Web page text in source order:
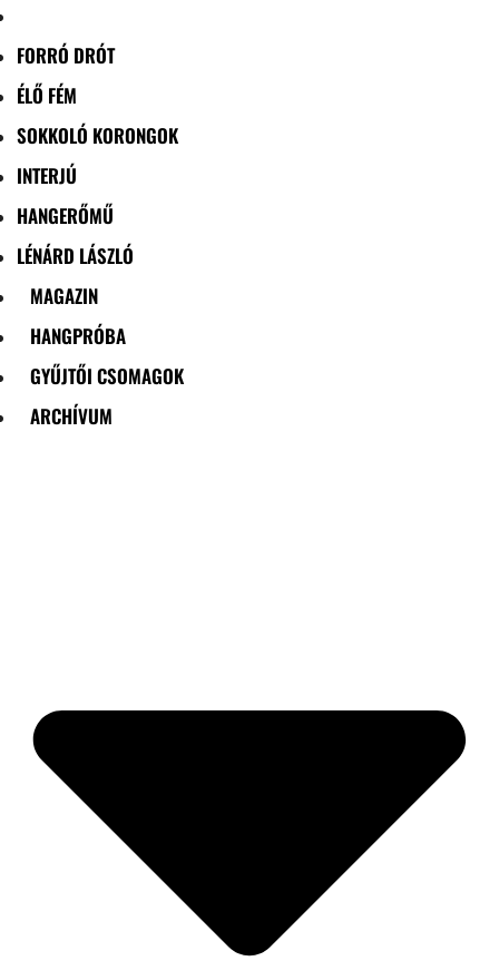
FORRÓ DRÓT
ÉLŐ FÉM
SOKKOLÓ KORONGOK
INTERJÚ
HANGERŐMŰ
LÉNÁRD LÁSZLÓ
MAGAZIN
HANGPRÓBA
GYŰJTŐI CSOMAGOK
ARCHÍVUM